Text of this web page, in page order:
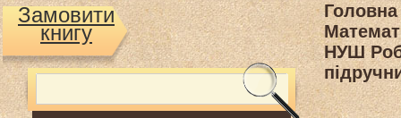
Замовити
книгу
Головна
НУШ